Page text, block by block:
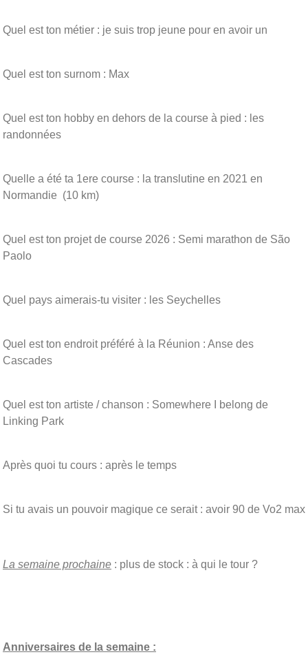
Quel est ton métier : je suis trop jeune pour en avoir un
Quel est ton surnom : Max
Quel est ton hobby en dehors de la course à pied : les
randonnées
Quelle a été ta 1ere course : la translutine en 2021 en
Normandie (10 km)
Quel est ton projet de course 2026 : Semi marathon de São
Paolo
Quel pays aimerais-tu visiter : les Seychelles
Quel est ton endroit préféré à la Réunion : Anse des
Cascades
Quel est ton artiste / chanson : Somewhere I belong de
Linking Park
Après quoi tu cours : après le temps
Si tu avais un pouvoir magique ce serait : avoir 90 de Vo2 max
La semaine prochaine : plus de stock : à qui le tour ?
Anniversaires de la semaine :